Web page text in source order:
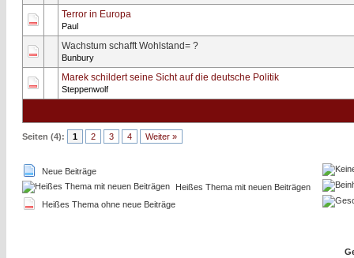
Terror in Europa
Paul
0 Bewertung(en) - 0 von 5 durchschnittlich
Wachstum schafft Wohlstand= ?
Bunbury
0 Bewertung(en) - 0 von 5 durchschnittlich
2
Marek schildert seine Sicht auf die deutsche Politik
Steppenwolf
0 Bewertung(en) - 0 von 5 durchschnittlich
1234 5
Seiten (4): 1 2 3 4 Weiter »
Neue Beiträge
Heißes Thema mit neuen Beiträgen
Heißes Thema ohne neue Beiträge